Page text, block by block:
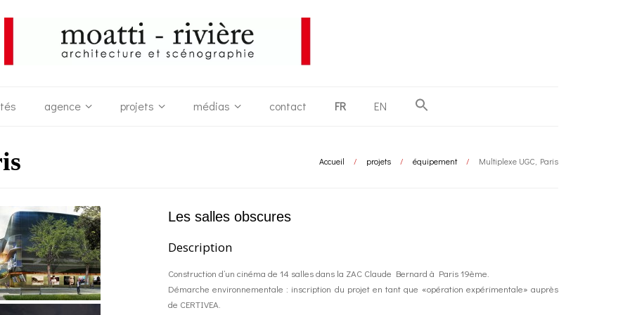
agence projets médias contact FR EN
Accueil / projets / équipement / Multiplexe UGC, Paris
Les salles obscures
Description
Construction d’un cinéma de 14 salles dans la ZAC Claude Bernard à Paris 19ème.
Démarche environnementale : inscription du projet en tant que «opération expérimentale» auprès
de CERTIVEA.